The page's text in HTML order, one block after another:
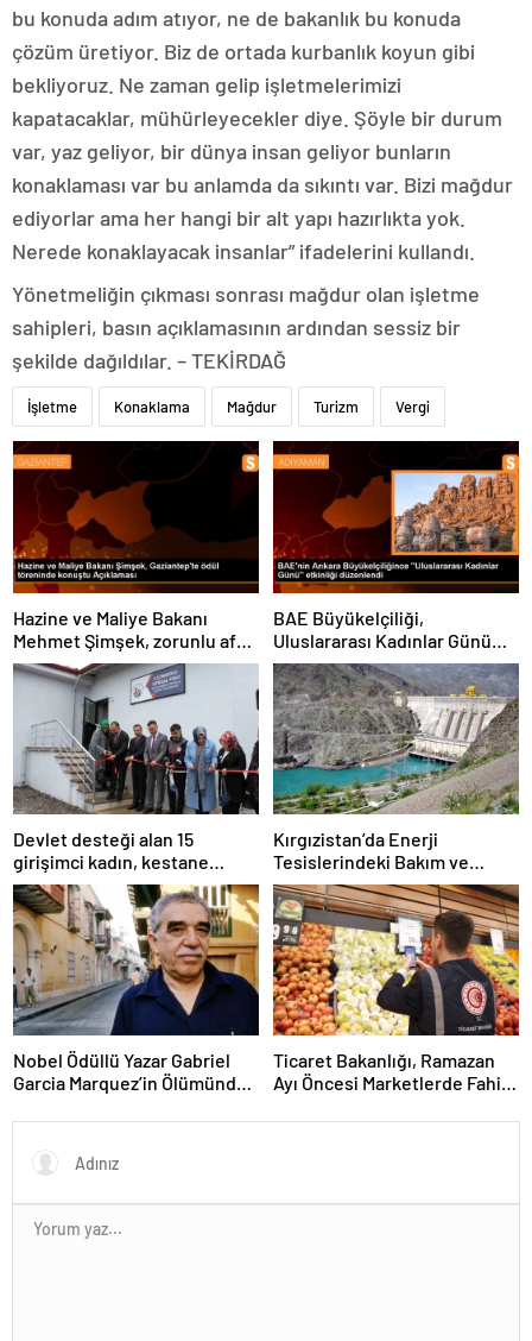
bu konuda adım atıyor, ne de bakanlık bu konuda
çözüm üretiyor. Biz de ortada kurbanlık koyun gibi
bekliyoruz. Ne zaman gelip işletmelerimizi
kapatacaklar, mühürleyecekler diye. Şöyle bir durum
var, yaz geliyor, bir dünya insan geliyor bunların
konaklaması var bu anlamda da sıkıntı var. Bizi mağdur
ediyorlar ama her hangi bir alt yapı hazırlıkta yok.
Nerede konaklayacak insanlar” ifadelerini kullandı.
Yönetmeliğin çıkması sonrası mağdur olan işletme
sahipleri, basın açıklamasının ardından sessiz bir
şekilde dağıldılar. – TEKİRDAĞ
İşletme Konaklama Mağdur Turizm Vergi
Hazine ve Maliye Bakanı
Mehmet Şimşek, zorunlu afet
sigortasının kapsamını
genişletmeyi düşündüklerini
BAE Büyükelçiliği,
Uluslararası Kadınlar Günü
etkinliği düzenledi
Devlet desteği alan 15
girişimci kadın, kestane
işleme tesisi kurdu
Kırgızistan’da Enerji
Tesislerindeki Bakım ve
Onarım Çalışmaları Nedeniyle
Enerji Tüketimine Sınırlama
Getirildi
Nobel Ödüllü Yazar Gabriel
Garcia Marquez’in Ölümünden
Ticaret Bakanlığı, Ramazan
Ayı Öncesi Marketlerde Fahiş